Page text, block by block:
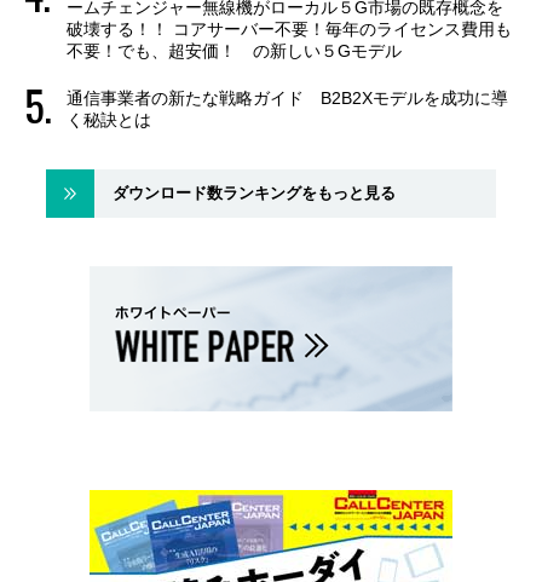
ームチェンジャー無線機がローカル５G市場の既存概念を
破壊する！！ コアサーバー不要！毎年のライセンス費用も
不要！でも、超安価！ の新しい５Gモデル
通信事業者の新たな戦略ガイド B2B2Xモデルを成功に導
く秘訣とは
ダウンロード数ランキングをもっと見る